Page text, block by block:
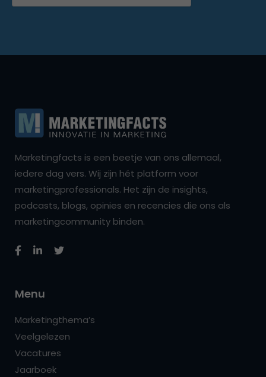
Marketingfacts is een beetje van ons allemaal,
iedere dag vers. Wij zijn hét platform voor
marketingprofessionals. Het zijn de insights,
podcasts, blogs, opinies en recencies die ons als
marketingcommunity binden.
Menu
Marketingthema’s
Veelgelezen
Vacatures
Jaarboek